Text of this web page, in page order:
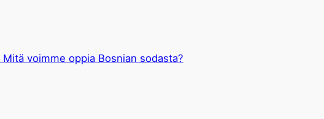
Mitä voimme oppia Bosnian sodasta?